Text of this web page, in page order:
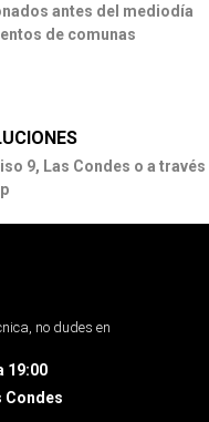
antes del mediodía
de comunas
9, Las Condes o a través
no dudes en
19:00
Condes